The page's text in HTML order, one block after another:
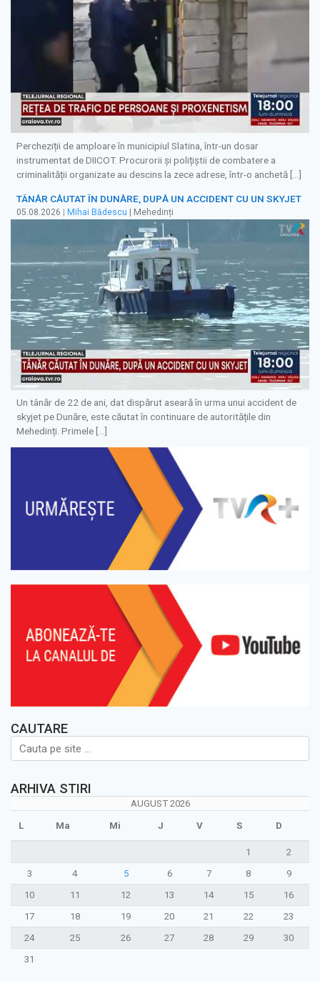
Percheziții de amploare în municipiul Slatina, într-un dosar
instrumentat de DIICOT. Procurorii și polițiștii de combatere a
criminalității organizate au descins la zece adrese, într-o anchetă […]
TÂNĂR CĂUTAT ÎN DUNĂRE, DUPĂ UN ACCIDENT CU UN SKYJET
05.08.2026 Mihai Bădescu | Mehedinți
Un tânăr de 22 de ani, dat dispărut aseară în urma unui accident de
skyjet pe Dunăre, este căutat în continuare de autoritățile din
Mehedinți. Primele […]
CAUTARE
ARHIVA STIRI
AUGUST 2026
L Ma Mi J V S D
1
2
3
4 5 6 7 8
9
10
11 12 13 14 15
16
17
18 19 20 21 22
23
24
25 26 27 28 29
30
31